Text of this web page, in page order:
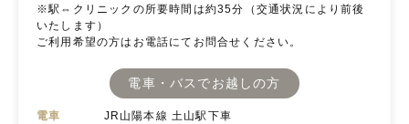
※駅⇔クリニックの所要時間は約35分（交通状況により前後
いたします）
ご利用希望の方はお電話にてお問合せください。
電車・バスでお越しの方
電車
JR山陽本線 土山駅下車